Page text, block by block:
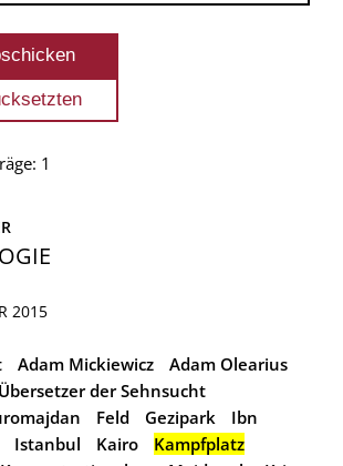
1
2015
Adam Mickiewicz
Adam Olearius
der Sehnsucht
Feld Gezipark
Ibn
Istanbul Kairo
Kampfplatz